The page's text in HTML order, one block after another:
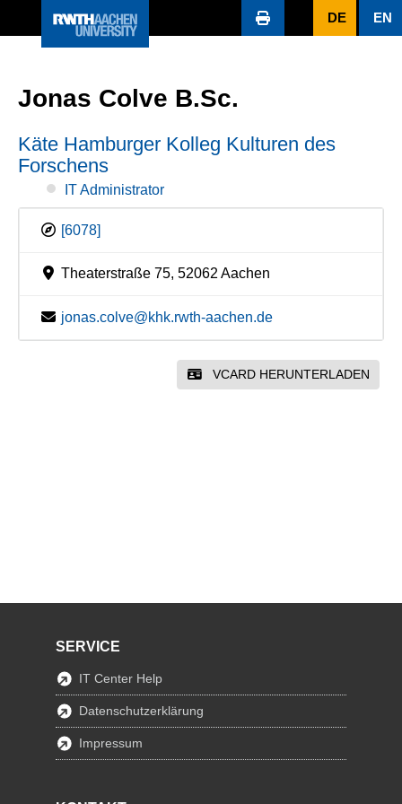
DE EN
Jonas Colve B.Sc.
Käte Hamburger Kolleg Kulturen des
Forschens
IT Administrator
[6078]
Theaterstraße 75, 52062 Aachen
jonas.colve@khk.rwth-aachen.de
VCARD HERUNTERLADEN
SERVICE
IT Center Help
Datenschutzerklärung
Impressum